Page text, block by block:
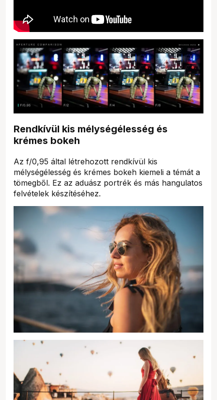
Rendkívül kis mélységélesség és
krémes bokeh
Az f/0,95 által létrehozott rendkívül kis
mélységélesség és krémes bokeh kiemeli a témát a
tömegből. Ez az aduász portrék és más hangulatos
felvételek készítéséhez.